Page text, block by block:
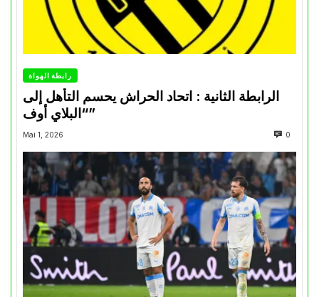
رابطة الهواة
الرابطة الثانية : اتحاد الحراش يحسم التأهل إلى
“البلاي أوف”
Mai 1, 2026 0